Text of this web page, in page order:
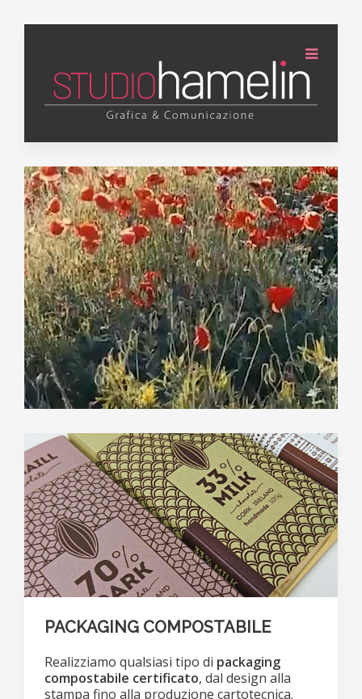
PACKAGING COMPOSTABILE
Realizziamo qualsiasi tipo di packaging
compostabile certificato, dal design alla
stampa fino alla produzione cartotecnica.